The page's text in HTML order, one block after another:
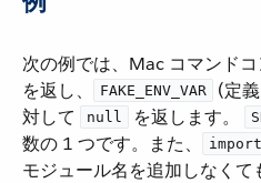
次の例では、Mac コマンド
を返し、​
FAKE_ENV_VAR
(定
対して ​
null ​ を返します。
数の 1 つです。また、​
import
モジュール名を追加しなくて